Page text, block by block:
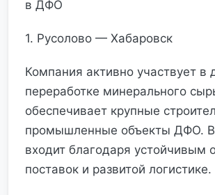
в ДФО
1. Русолово — Хабаровск
Компания активно участвует в
переработке минерального
обеспечивает крупные
промышленные объекты ДФО. В
входит благодаря устойчивым
поставок и развитой логистике.